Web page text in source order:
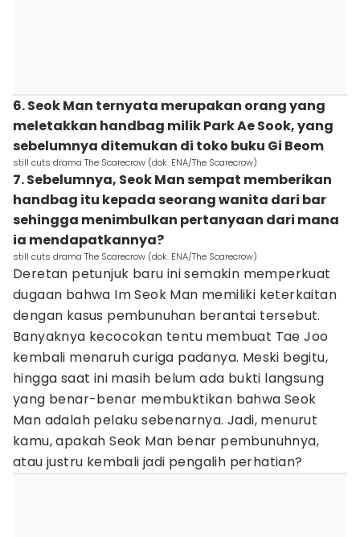
6. Seok Man ternyata merupakan orang yang
meletakkan handbag milik Park Ae Sook, yang
sebelumnya ditemukan di toko buku Gi Beom
still cuts drama The Scarecrow (dok. ENA/The Scarecrow)
7. Sebelumnya, Seok Man sempat memberikan
handbag itu kepada seorang wanita dari bar
sehingga menimbulkan pertanyaan dari mana
ia mendapatkannya?
still cuts drama The Scarecrow (dok. ENA/The Scarecrow)
Deretan petunjuk baru ini semakin memperkuat
dugaan bahwa Im Seok Man memiliki keterkaitan
dengan kasus pembunuhan berantai tersebut.
Banyaknya kecocokan tentu membuat Tae Joo
kembali menaruh curiga padanya. Meski begitu,
hingga saat ini masih belum ada bukti langsung
yang benar-benar membuktikan bahwa Seok
Man adalah pelaku sebenarnya. Jadi, menurut
kamu, apakah Seok Man benar pembunuhnya,
atau justru kembali jadi pengalih perhatian?